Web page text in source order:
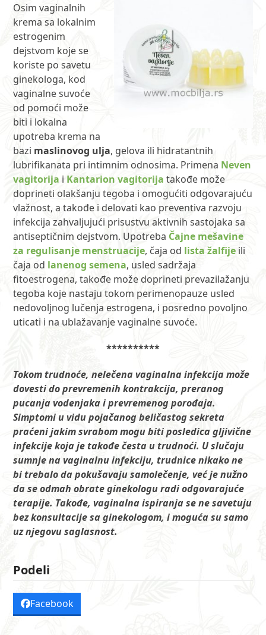
Osim vaginalnih
krema sa lokalnim
estrogenim
dejstvom koje se
koriste po savetu
ginekologa, kod
vaginalne suvoće
od pomoći može
biti i lokalna
upotreba krema na
bazi maslinovog ulja, gelova ili hidratantnih
lubrifikanata pri intimnim odnosima. Primena Neven
vagitorija i Kantarion vagitorija takođe može
doprineti olakšanju tegoba i omogućiti odgovarajuću
vlažnost, a takođe i delovati kao preventiva razvoju
infekcija zahvaljujući prisustvu aktivnih sastojaka sa
antiseptičnim dejstvom. Upotreba Čajne mešavine
za regulisanje menstruacije, čaja od lista žalfije ili
čaja od lanenog semena, usled sadržaja
fitoestrogena, takođe može doprineti prevazilažanju
tegoba koje nastaju tokom perimenopauze usled
nedovoljnog lučenja estrogena, i posredno povoljno
uticati i na ublažavanje vaginalne suvoće.
**********
Tokom trudnoće, nelečena vaginalna infekcija može
dovesti do prevremenih kontrakcija, preranog
pucanja vodenjaka i prevremenog porođaja.
Simptomi u vidu pojačanog beličastog sekreta
praćeni jakim svrabom mogu biti posledica gljivične
infekcije koja je takođe česta u trudnoći. U slučaju
sumnje na vaginalnu infekciju, trudnice nikako ne
bi trebalo da pokušavaju samolečenje, već je nužno
da se odmah obrate ginekologu radi odgovarajuće
terapije. Takođe, vaginalna ispiranja se ne savetuju
bez konsultacije sa ginekologom, i moguća su samo
uz njegovu saglasnost.
Podeli
Facebook